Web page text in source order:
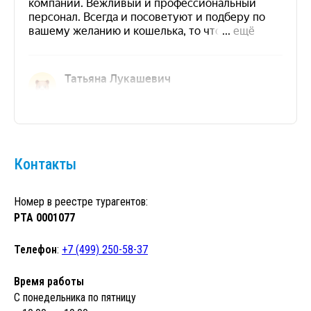
Контакты
Номер в реестре турагентов:
РТА 0001077
Телефон: +7 (499) 250-58-37
Время работы
С понедельника по пятницу